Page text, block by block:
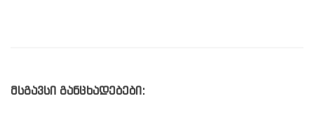
მსგავსი განცხადებები: